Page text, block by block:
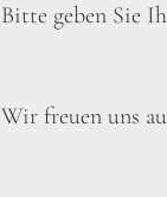
Bitte geben Sie
Wir freuen uns